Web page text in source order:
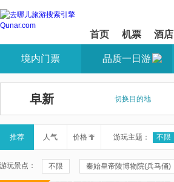
首页 机票 酒店
境内门票 品质一日游
阜新 切换目的地
推荐 人气 价格 游玩主题： 不限
游玩景点： 不限 秦始皇帝陵博物院(兵马俑)